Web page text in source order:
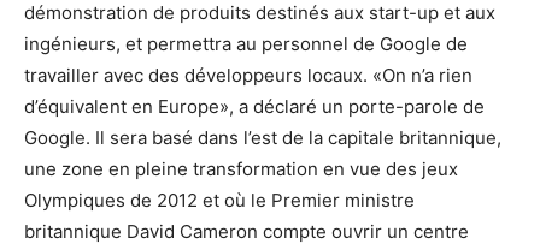
démonstration de produits destinés aux start-up et aux
ingénieurs, et permettra au personnel de Google de
travailler avec des développeurs locaux. «On n’a rien
d’équivalent en Europe», a déclaré un porte-parole de
Google. Il sera basé dans l’est de la capitale britannique,
une zone en pleine transformation en vue des jeux
Olympiques de 2012 et où le Premier ministre
britannique David Cameron compte ouvrir un centre